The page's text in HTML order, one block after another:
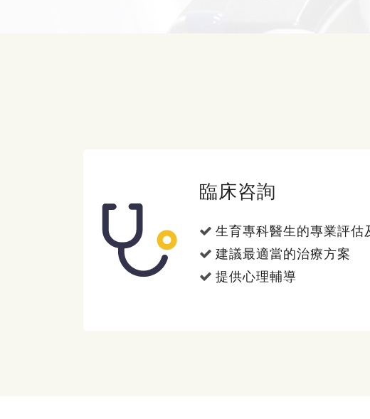
臨床咨詢
生育專科醫生的專業評估
建議最適當的治療方案
提供心理輔導